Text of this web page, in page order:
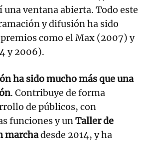
ventana abierta. Todo este
y difusión ha sido
como el Max (2007) y
y 2006).
ha sido mucho más que una
. Contribuye de forma
de públicos, con
funciones y unTaller de
marchadesde 2014, y ha